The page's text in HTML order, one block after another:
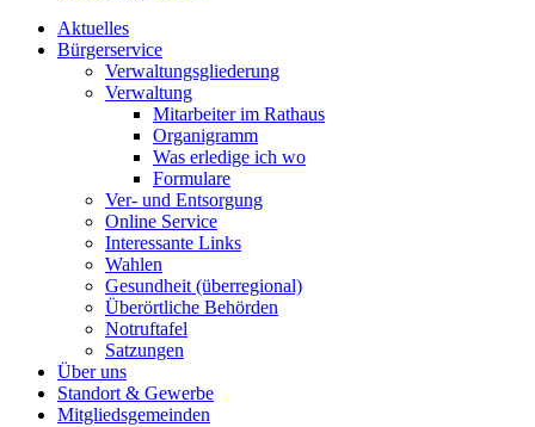
Aktuelles
Bürgerservice
Verwaltungsgliederung
Verwaltung
Mitarbeiter im Rathaus
Organigramm
Was erledige ich wo
Formulare
Ver- und Entsorgung
Online Service
Interessante Links
Wahlen
Gesundheit (überregional)
Überörtliche Behörden
Notruftafel
Satzungen
Über uns
Standort & Gewerbe
Mitgliedsgemeinden